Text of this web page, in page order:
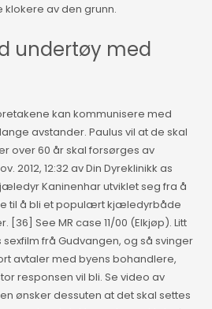
klokere av den grunn.
undertøy med
kan kommunisere med
avstander. Paulus vil at de skal
over 60 år skal forsørges av
2012, 12:32 av Din Dyreklinikk as
Kaninenhar utviklet seg fra å
til å bli et populært kjæledyrbåde
See MR case 11/00 (Elkjøp). Litt
frå Gudvangen, og så svinger
avtaler med byens bohandlere,
responsen vil bli. Se video av
ønsker dessuten at det skal settes